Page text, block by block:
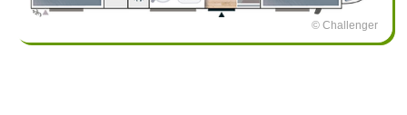
© Challenger